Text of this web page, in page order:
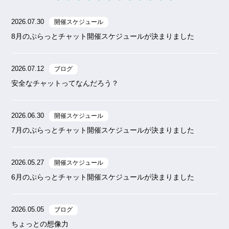
2026.07.30 開催スケジュール
8月のぷらっとチャット開催スケジュールが決まりました
2026.07.12 ブログ
安全なチャットってなんだろう？
2026.06.30 開催スケジュール
7月のぷらっとチャット開催スケジュールが決まりました
2026.05.27 開催スケジュール
6月のぷらっとチャット開催スケジュールが決まりました
2026.05.05 ブログ
ちょっとの想像力